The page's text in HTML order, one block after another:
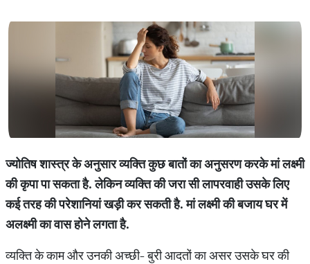
ज्योतिषशास्त्रकेअनुसारव्यक्तिकुछबातोंकाअनुसरणकरकेमांलक्ष्मी
कीकृपापासकताहै.लेकिनव्यक्तिकीजरासीलापरवाहीउसकेलिए
कईतरहकीपरेशानियांखड़ीकरसकतीहै.मांलक्ष्मीकीबजायघरमें
अलक्ष्मीकावासहोनेलगताहै.
व्यक्ति के काम और उनकी अच्छी- बुरी आदतों का असर उसके घर की